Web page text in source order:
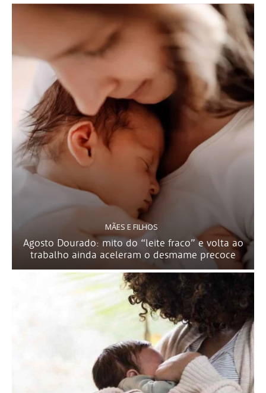
MÃES E FILHOS
Agosto Dourado: mito do “leite fraco” e volta ao
trabalho ainda aceleram o desmame precoce